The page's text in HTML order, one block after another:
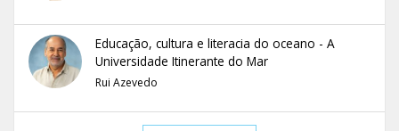
Educação, cultura e literacia do oceano - A
Universidade Itinerante do Mar
Rui Azevedo